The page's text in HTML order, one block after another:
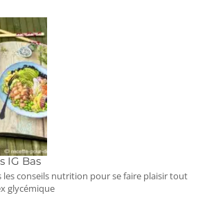
IG Bas
les conseils nutrition pour se faire plaisir tout
glycémique